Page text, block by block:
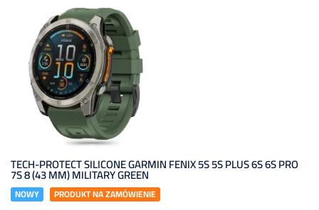
TECH-PROTECT SILICONE GARMIN FENIX 5S 5S PLUS 6S 6S PRO
7S 8 (43 MM) MILITARY GREEN
NOWY PRODUKT NA ZAMÓWIENIE